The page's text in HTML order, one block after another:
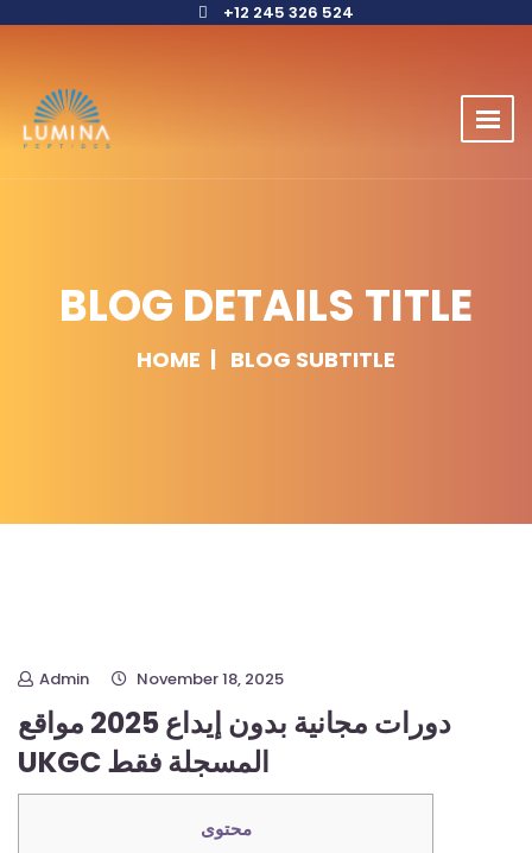
+12 245 326 524
BLOG DETAILS TITLE
HOME BLOG SUBTITLE
Admin November 18, 2025
دورات مجانية بدون إيداع 2025 مواقع
UKGC المسجلة فقط
محتوى